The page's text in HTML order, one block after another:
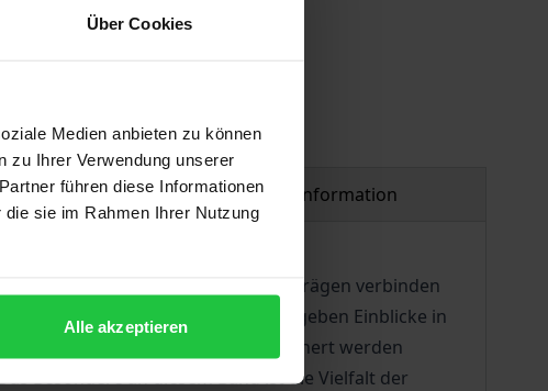
Über Cookies
Medien anbieten zu können
zu Ihrer Verwendung unserer
führen diese Informationen
sie im Rahmen Ihrer Nutzung
Alle akzeptieren
Product safety information
Schlüssel zum Erfolg. In den Beiträgen verbinden
konkrete Lösungsansätze und geben Einblicke in
geklärt und Kommunikation gesichert werden
Besondere an diesem Band ist die Vielfalt der